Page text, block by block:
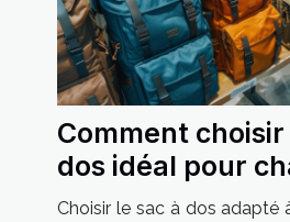
Comment choisir
dos idéal pour
occasion
Choisir le sac à dos adapté